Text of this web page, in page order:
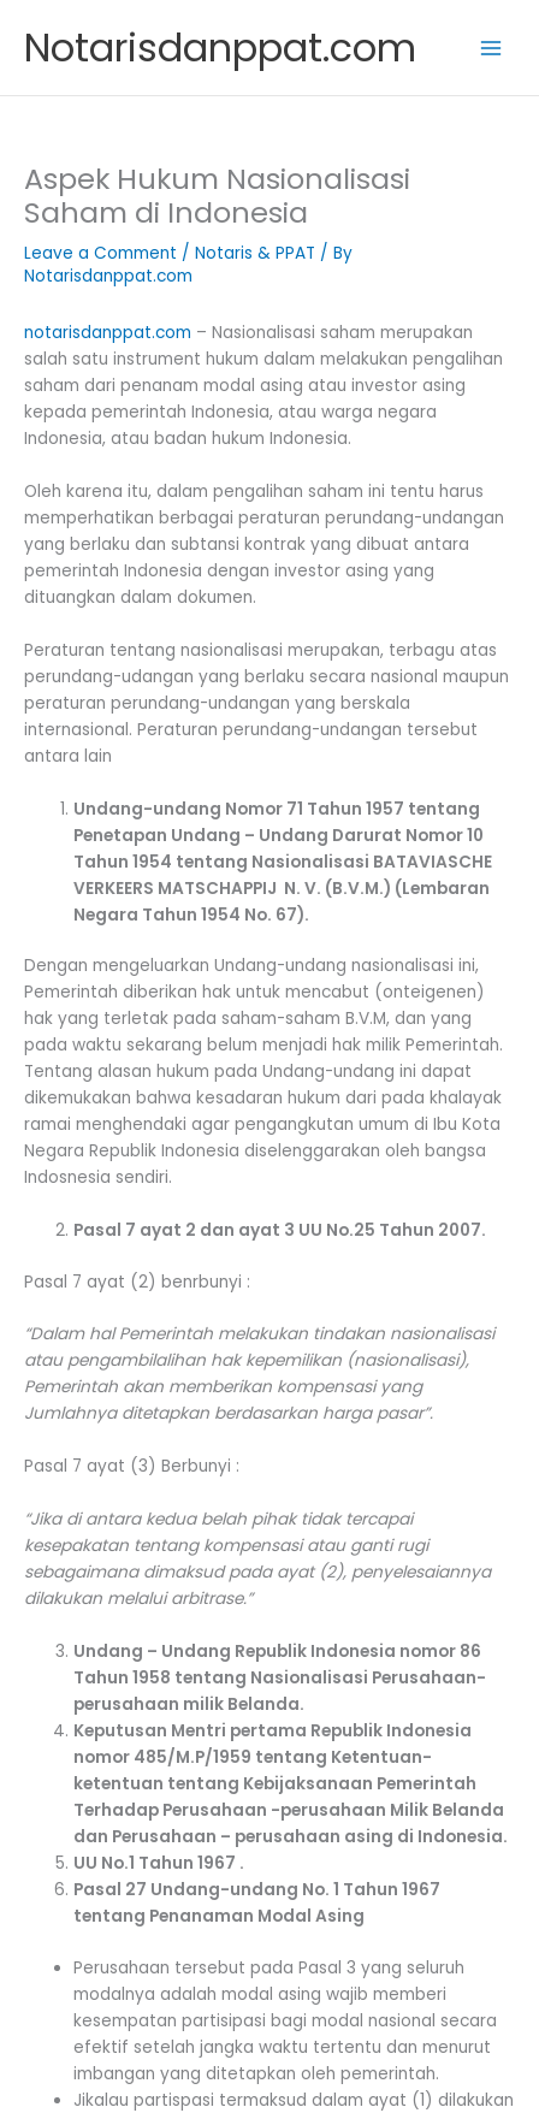
content
Notarisdanppat.com
Aspek Hukum Nasionalisasi
Saham di Indonesia
Leave a Comment / Notaris & PPAT / By
Notarisdanppat.com
notarisdanppat.com – Nasionalisasi saham merupakan
salah satu instrument hukum dalam melakukan pengalihan
saham dari penanam modal asing atau investor asing
kepada pemerintah Indonesia, atau warga negara
Indonesia, atau badan hukum Indonesia.
Oleh karena itu, dalam pengalihan saham ini tentu harus
memperhatikan berbagai peraturan perundang-undangan
yang berlaku dan subtansi kontrak yang dibuat antara
pemerintah Indonesia dengan investor asing yang
dituangkan dalam dokumen.
Peraturan tentang nasionalisasi merupakan, terbagu atas
perundang-udangan yang berlaku secara nasional maupun
peraturan perundang-undangan yang berskala
internasional. Peraturan perundang-undangan tersebut
antara lain
Undang-undang Nomor 71 Tahun 1957 tentang
Penetapan Undang – Undang Darurat Nomor 10
Tahun 1954 tentang Nasionalisasi BATAVIASCHE
VERKEERS MATSCHAPPIJ N. V. (B.V.M.) (Lembaran
Negara Tahun 1954 No. 67).
Dengan mengeluarkan Undang-undang nasionalisasi ini,
Pemerintah diberikan hak untuk mencabut (onteigenen)
hak yang terletak pada saham-saham B.V.M, dan yang
pada waktu sekarang belum menjadi hak milik Pemerintah.
Tentang alasan hukum pada Undang-undang ini dapat
dikemukakan bahwa kesadaran hukum dari pada khalayak
ramai menghendaki agar pengangkutan umum di Ibu Kota
Negara Republik Indonesia diselenggarakan oleh bangsa
Indosnesia sendiri.
Pasal 7 ayat 2 dan ayat 3 UU No.25 Tahun 2007.
Pasal 7 ayat (2) benrbunyi :
“Dalam hal Pemerintah melakukan tindakan nasionalisasi
atau pengambilalihan hak kepemilikan (nasionalisasi),
Pemerintah akan memberikan kompensasi yang
Jumlahnya ditetapkan berdasarkan harga pasar”.
Pasal 7 ayat (3) Berbunyi :
“Jika di antara kedua belah pihak tidak tercapai
kesepakatan tentang kompensasi atau ganti rugi
sebagaimana dimaksud pada ayat (2), penyelesaiannya
dilakukan melalui arbitrase.”
Undang – Undang Republik Indonesia nomor 86
Tahun 1958 tentang Nasionalisasi Perusahaan-
perusahaan milik Belanda.
Keputusan Mentri pertama Republik Indonesia
nomor 485/M.P/1959 tentang Ketentuan-
ketentuan tentang Kebijaksanaan Pemerintah
Terhadap Perusahaan -perusahaan Milik Belanda
dan Perusahaan – perusahaan asing di Indonesia.
UU No.1 Tahun 1967 .
Pasal 27 Undang-undang No. 1 Tahun 1967
tentang Penanaman Modal Asing
Perusahaan tersebut pada Pasal 3 yang seluruh
modalnya adalah modal asing wajib memberi
kesempatan partisipasi bagi modal nasional secara
efektif setelah jangka waktu tertentu dan menurut
imbangan yang ditetapkan oleh pemerintah.
Jikalau partispasi termaksud dalam ayat (1) dilakukan